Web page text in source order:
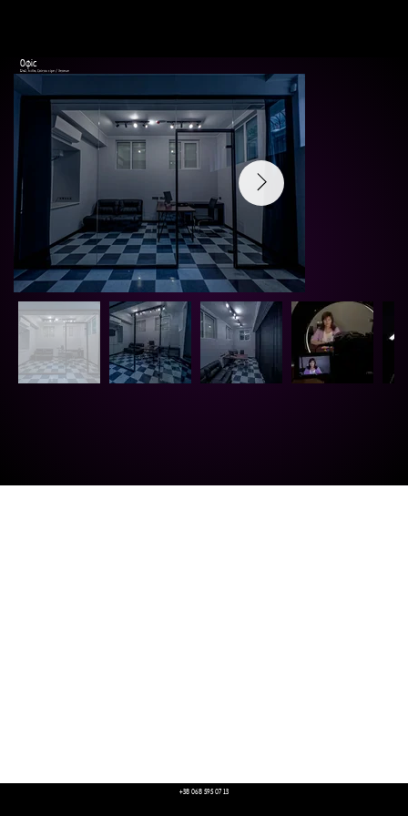
Офіс
12m2, h=3m, Світло сіре / Зелене
+38 068 595 07 13